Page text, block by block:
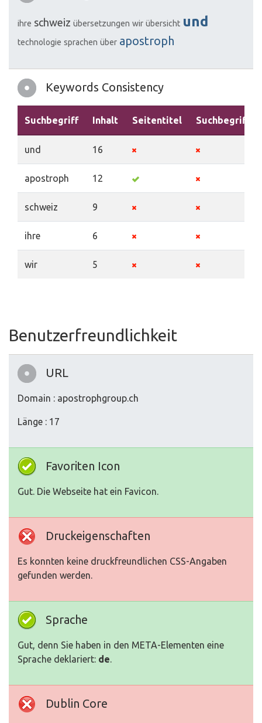
ihre schweiz übersetzungen wir übersicht und
technologie sprachen über apostroph
Keywords Consistency
Suchbegriff Inhalt Seitentitel Suchbegriffe
und 16
apostroph 12
schweiz 9
ihre 6
wir 5
Benutzerfreundlichkeit
URL
Domain : apostrophgroup.ch
Länge : 17
Favoriten Icon
Gut. Die Webseite hat ein Favicon.
Druckeigenschaften
Es konnten keine druckfreundlichen CSS-Angaben
gefunden werden.
Sprache
Gut, denn Sie haben in den META-Elementen eine
Sprache deklariert: de.
Dublin Core